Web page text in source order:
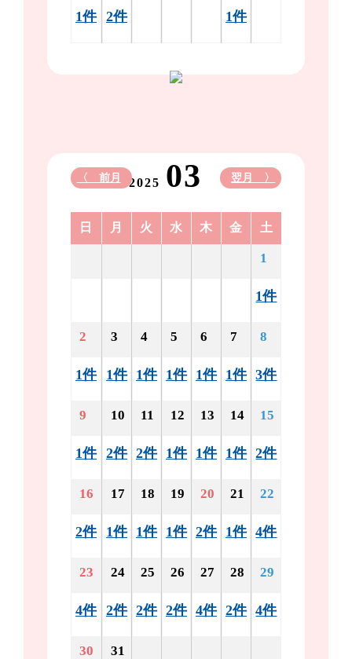
1件 2件 1件
2025 03
〈 前月 翌月 〉
日 月 火 水 木 金 土
1
1件
2
1件
3
1件
4
1件
5
1件
6
1件
7
1件
8
3件
9
1件
10
2件
11
2件
12
1件
13
1件
14
1件
15
2件
16
2件
17
1件
18
1件
19
1件
20
2件
21
1件
22
4件
23
4件
24
2件
25
2件
26
2件
27
4件
28
2件
29
4件
30 31